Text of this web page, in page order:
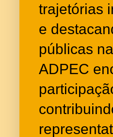
trajetórias
e
públicas
ADPEC